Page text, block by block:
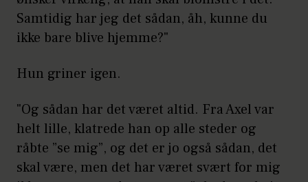
Samtidig har jeg det sådan, åh, kunne du
ikke bare blive hjemme?"
Hun griner igen.
"Og sådan har det været altid. Fra Axel var
helt lille, klatrede han op alle steder og
råbte ”se mig”, og det er jo også sådan, det
skal være, men det har været svært for mig